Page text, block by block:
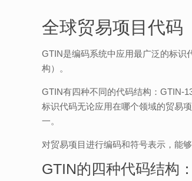
全球贸易项目代码
GTIN是编码系统中应用最广泛的标识
构）。
GTIN有四种不同的代码结构：GTIN-
标识代码无论应用在哪个领域的贸易
一。
对贸易项目进行编码和符号表示，能
GTIN的四种代码结构：